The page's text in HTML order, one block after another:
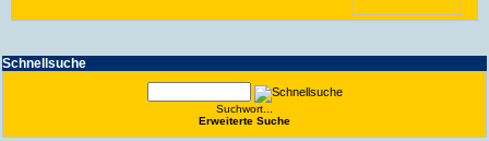
Schnell­suche
Suchwort...
Erwei­terte Suche